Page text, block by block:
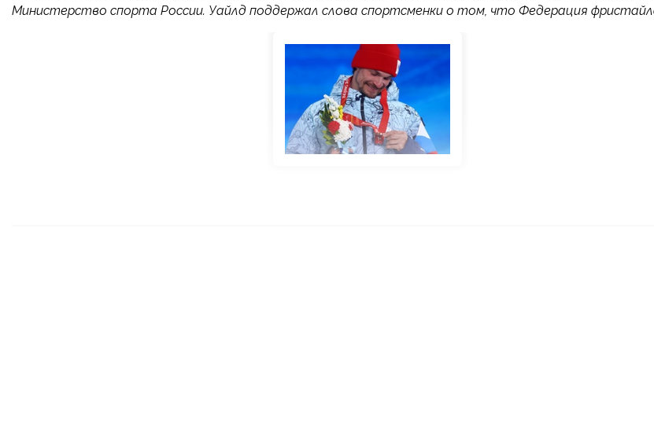
Министерство спорта России. Уайлд поддержал слова спортсменки о том, что Федерация